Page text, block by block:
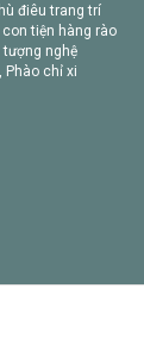
điêu trang trí
tiện hàng rào
tượng nghệ
Phào chỉ xi